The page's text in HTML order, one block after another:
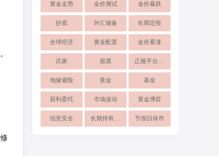
黄金走势 金价测试 金价暴跌
抄底 外汇储备 长期定投
全球经济 黄金配置 金价看涨
庄家 股票 正规平台入金
地缘避险 黄金 基金
获利委托 市场波动 黄金博弈
信息安全 长期持有黄金 节假日休市